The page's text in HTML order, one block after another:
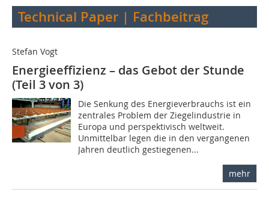
Technical Paper | Fachbeitrag
Stefan Vogt
Energieeffizienz – das Gebot der Stunde
(Teil 3 von 3)
Die Senkung des Energieverbrauchs ist ein
zentrales Problem der Ziegelindustrie in
Europa und perspektivisch weltweit.
Unmittelbar legen die in den vergangenen
Jahren deutlich gestiegenen...
mehr